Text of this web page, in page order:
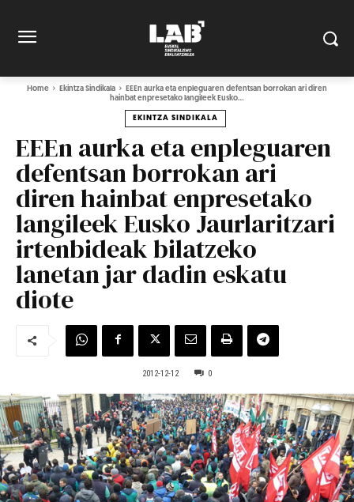
Home Ekintza Sindikala
EEEn aurka eta enpleguaren defentsan borrokan ari diren
hainbat enpresetako langileek Eusko...
EKINTZA SINDIKALA
EEEn aurka eta enpleguaren
defentsan borrokan ari
diren hainbat enpresetako
langileek Eusko Jaurlaritzari
irtenbideak bilatzeko
lanetan jar dadin eskatu
diote
2012-12-12 0